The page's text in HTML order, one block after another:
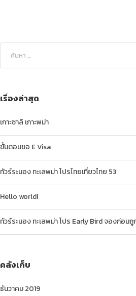
เรื่องล่าสุด
เกาะซาลิ เกาะพม่า
ขั้นตอนขอ E Visa
ทัวร์ระนอง ทะเลพม่า โปรไทยเที่ยวไทย 53
Hello world!
ทัวร์ระนอง ทะเลพม่า โปร Early Bird จองก่อนถู
คลังเก็บ
ธันวาคม 2019